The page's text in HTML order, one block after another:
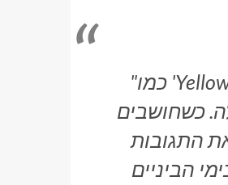
"כמו 'Yellowstone', אני מניח שבמובן מסוים, זו לא רק סדרה, אני גם
כשחושבים
התגובות
הביניים